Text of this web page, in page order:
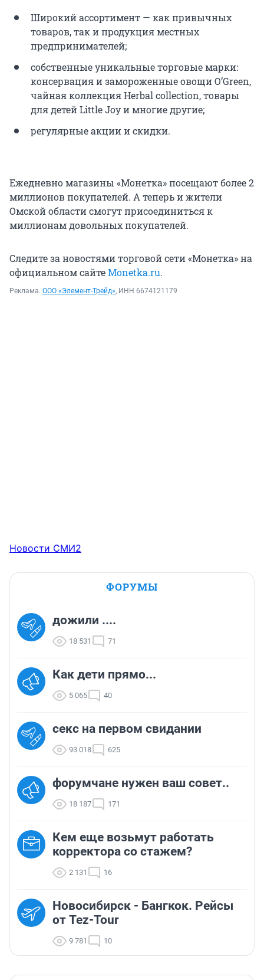
Широкий ассортимент — как привычных
товаров, так и продукция местных
предпринимателей;
собственные уникальные торговые марки:
консервация и замороженные овощи O’Green,
чайная коллекция Herbal collection, товары
для детей Little Joy и многие другие;
регулярные акции и скидки.
Ежедневно магазины «Монетка» посещают более 2
миллионов покупателей. А теперь и жители
Омской области смогут присоединиться к
миллионам довольных покупателей.
Следите за новостями торговой сети «Монетка» на
официальном сайтеMonetka.ru.
Реклама. ООО «Элемент-Трейд», ИНН 6674121179
Новости СМИ2
ФОРУМЫ
дожили ....
18 531 71
Как дети прямо...
5 065 40
секс на первом свидании
93 018 625
форумчане нужен ваш совет..
18 187 171
Кем еще возьмут работать
корректора со стажем?
2 131 16
Новосибирск - Бангкок. Рейсы
от Tez-Tour
9 781 10